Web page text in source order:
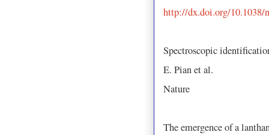
http://dx.doi.org/10.1038/
Spectroscopic
E. Pian et al.
Nature
The emergence of a